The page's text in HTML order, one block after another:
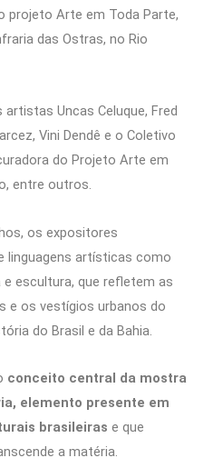
projeto Arte em Toda Parte,
das Ostras, no Rio
Uncas Celuque, Fred
Vini Dendê e o Coletivo
do Projeto Arte em
entre outros.
os expositores
linguagens artísticas como
escultura, que refletem as
e os vestígios urbanos do
do Brasil e da Bahia.
conceito central da mostra
elemento presente em
brasileiras e que
a matéria.